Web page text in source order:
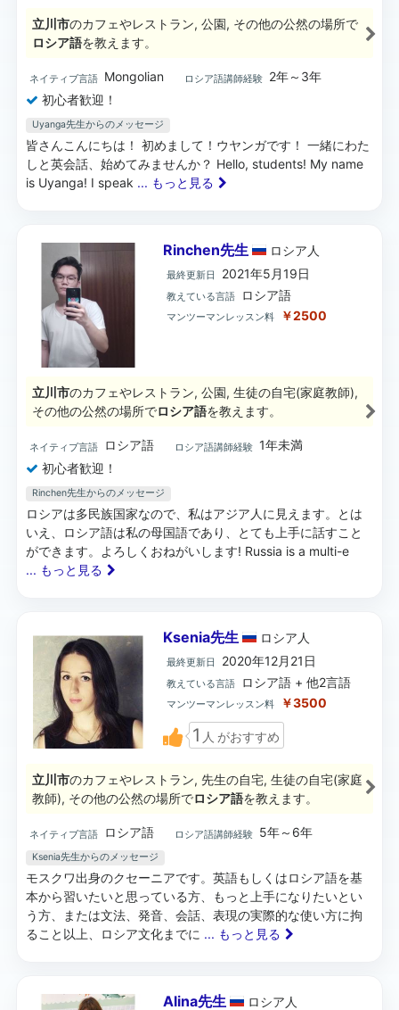
立川市のカフェやレストラン, 公園, その他の公然の場所で
ロシア語を教えます。
ネイティブ言語 Mongolian ロシア語講師経験
2年～3年
初心者歓迎！
Uyanga先生からのメッセージ
皆さんこんにちは！ 初めまして！ウヤンガです！ 一緒にわた
しと英会話、始めてみませんか？ Hello, students! My name
is Uyanga! I speak ... もっと見る
Rinchen先生 ロシア 人
最終更新日 2021年5月19日
教えている言語 ロシア語
マンツーマンレッスン料 ￥2500
立川市のカフェやレストラン, 公園, 生徒の自宅(家庭教師),
その他の公然の場所でロシア語を教えます。
ネイティブ言語 ロシア語 ロシア語講師経験 1年未満
初心者歓迎！
Rinchen先生からのメッセージ
ロシアは多民族国家なので、私はアジア人に見えます。とは
いえ、ロシア語は私の母国語であり、とても上手に話すこと
ができます。よろしくおねがいします! Russia is a multi-e
... もっと見る
Ksenia先生 ロシア 人
最終更新日 2020年12月21日
教えている言語 ロシア語 + 他2言語
マンツーマンレッスン料 ￥3500
1 人 がおすすめ
立川市のカフェやレストラン, 先生の自宅, 生徒の自宅(家庭
教師), その他の公然の場所でロシア語を教えます。
ネイティブ言語 ロシア語 ロシア語講師経験 5年～6年
Ksenia先生からのメッセージ
モスクワ出身のクセーニアです。英語もしくはロシア語を基
本から習いたいと思っている方、もっと上手になりたいとい
う方、または文法、発音、会話、表現の実際的な使い方に拘
ること以上、ロシア文化までに ... もっと見る
Alina先生 ロシア 人